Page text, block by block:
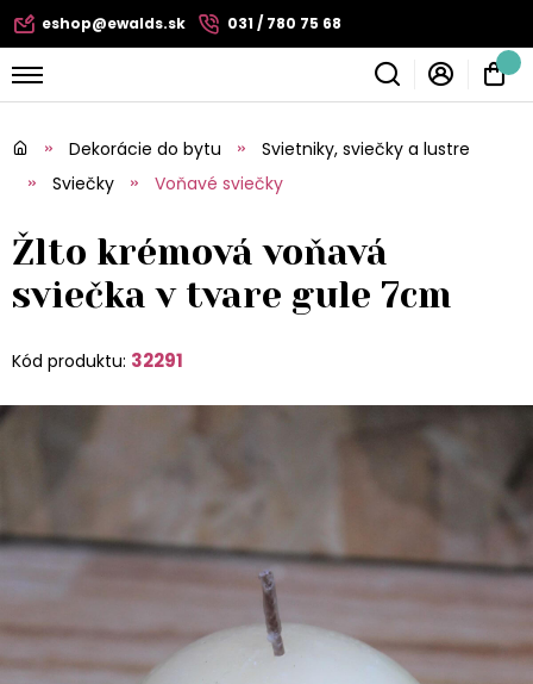
eshop@ewalds.sk 031 / 780 75 68
Dekorácie do bytu
Svietniky, sviečky a lustre
Sviečky
Voňavé sviečky
Žlto krémová voňavá
sviečka v tvare gule 7cm
Kód produktu: 32291